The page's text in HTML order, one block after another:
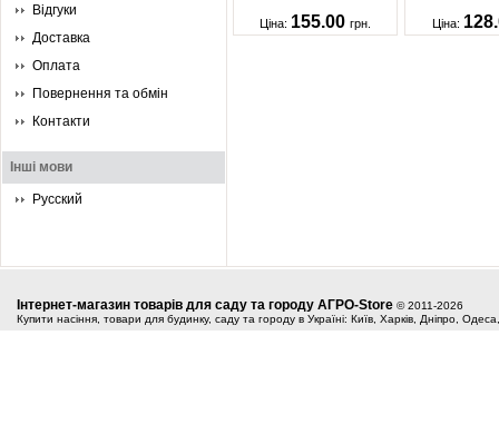
Відгуки
Доставка
Оплата
Повернення та обмін
Контакти
Інші мови
Русский
Ціна: 155.00 грн. Ціна:
Інтернет-магазин товарів для саду та городу АГРО-Store © 2011-2026
Купити насіння, товари для будинку, саду та городу в Україні: Київ, Харків, Дніпро,